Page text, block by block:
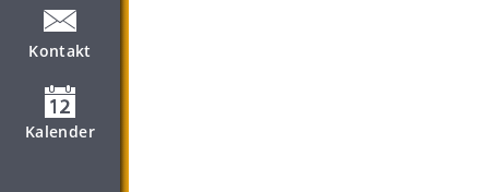
Kontakt
Kalender